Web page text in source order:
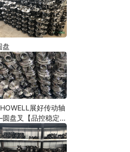
盘
展好传动轴
盘叉【品控稳定，
密加工】